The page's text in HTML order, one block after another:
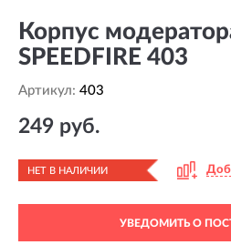
Корпус
SPEEDFIRE 403
Артикул: 403
249 руб.
НЕТ В НАЛИЧИИ
УВЕДОМИТЬ О